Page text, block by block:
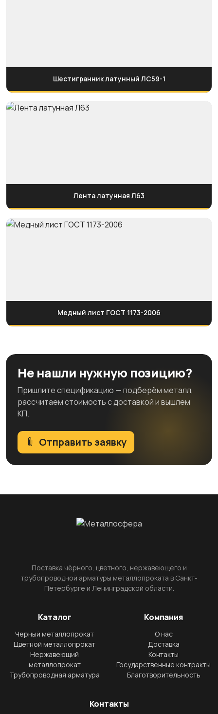
Шестигранник латунный ЛС59-1
Лента латунная Л63
Медный лист ГОСТ 1173-2006
Не нашли нужную позицию?
Пришлите спецификацию — подберём металл,
рассчитаем стоимость с доставкой и вышлем
КП.
Отправить заявку
Поставка чёрного, цветного, нержавеющего и
трубопроводной арматуры металлопроката в Санкт-
Петербурге и Ленинградской области.
Каталог
Черный металлопрокат
Цветной металлопрокат
Нержавеющий
металлопрокат
Трубопроводная арматура
Компания
О нас
Доставка
Контакты
Государственные контракты
Благотворительность
Контакты